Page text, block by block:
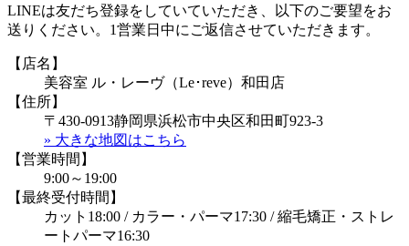
LINEは友だち登録をしていていただき、以下のご要望をお
送りください。1営業日中にご返信させていただきます。
【店名】
美容室 ル・レーヴ（Le･reve）和田店
【住所】
〒430-0913静岡県浜松市中央区和田町923-3
» 大きな地図はこちら
【営業時間】
9:00～19:00
【最終受付時間】
カット18:00 / カラー・パーマ17:30 / 縮毛矯正・ストレ
ートパーマ16:30